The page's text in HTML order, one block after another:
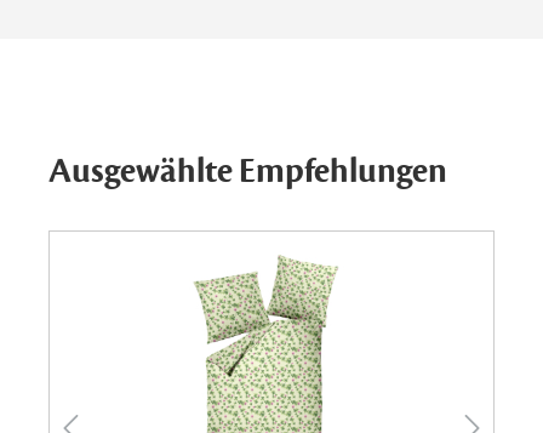
Ausgewählte Empfehlungen